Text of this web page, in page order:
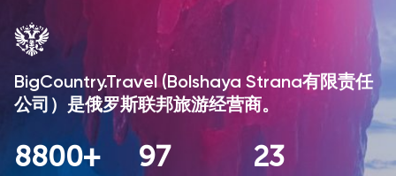
BigCountry.Travel (Bolshaya Strana有限责任
公司）是俄罗斯联邦旅游经营商。
8800+ 97 23